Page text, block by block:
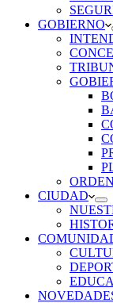
GOBIERNO
CIUDAD